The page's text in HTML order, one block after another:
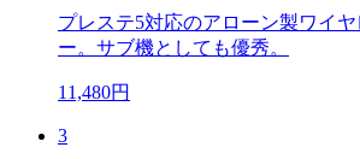
プレステ5対応のアローン製ワイ
ー。サブ機としても優秀。
11,480円
3